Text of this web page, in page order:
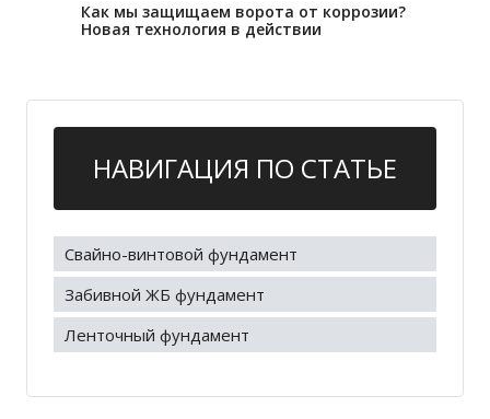
Как мы защищаем ворота от коррозии?
Новая технология в действии
НАВИГАЦИЯ ПО СТАТЬЕ
Свайно-винтовой фундамент
Забивной ЖБ фундамент
Ленточный фундамент